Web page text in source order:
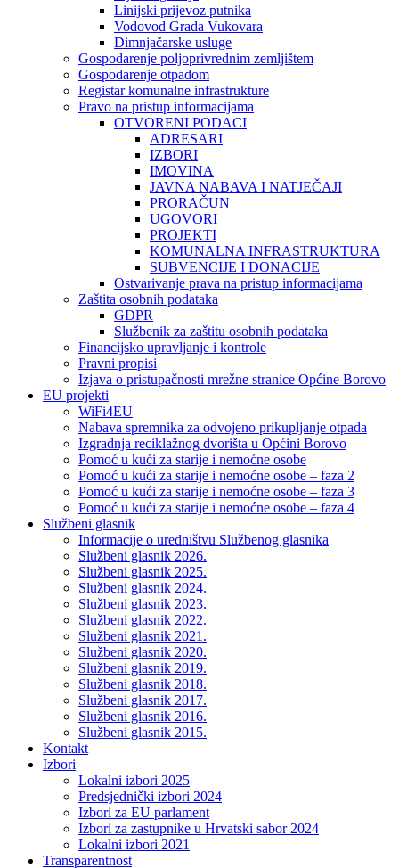
Linijski prijevoz putnika
Vodovod Grada Vukovara
Dimnjačarske usluge
Gospodarenje poljoprivrednim zemljištem
Gospodarenje otpadom
Registar komunalne infrastrukture
Pravo na pristup informacijama
OTVORENI PODACI
ADRESARI
IZBORI
IMOVINA
JAVNA NABAVA I NATJEČAJI
PRORAČUN
UGOVORI
PROJEKTI
KOMUNALNA INFRASTRUKTURA
SUBVENCIJE I DONACIJE
Ostvarivanje prava na pristup informacijama
Zaštita osobnih podataka
GDPR
Službenik za zaštitu osobnih podataka
Financijsko upravljanje i kontrole
Pravni propisi
Izjava o pristupačnosti mrežne stranice Općine Borovo
EU projekti
WiFi4EU
Nabava spremnika za odvojeno prikupljanje otpada
Izgradnja reciklažnog dvorišta u Općini Borovo
Pomoć u kući za starije i nemoćne osobe
Pomoć u kući za starije i nemoćne osobe – faza 2
Pomoć u kući za starije i nemoćne osobe – faza 3
Pomoć u kući za starije i nemoćne osobe – faza 4
Službeni glasnik
Informacije o uredništvu Službenog glasnika
Službeni glasnik 2026.
Službeni glasnik 2025.
Službeni glasnik 2024.
Službeni glasnik 2023.
Službeni glasnik 2022.
Službeni glasnik 2021.
Službeni glasnik 2020.
Službeni glasnik 2019.
Službeni glasnik 2018.
Službeni glasnik 2017.
Službeni glasnik 2016.
Službeni glasnik 2015.
Kontakt
Izbori
Lokalni izbori 2025
Predsjednički izbori 2024
Izbori za EU parlament
Izbori za zastupnike u Hrvatski sabor 2024
Lokalni izbori 2021
Transparentnost